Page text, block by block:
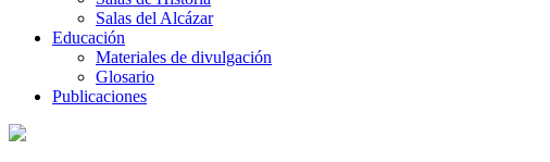
Salas del Alcázar
Educación
Materiales de divulgación
Glosario
Publicaciones